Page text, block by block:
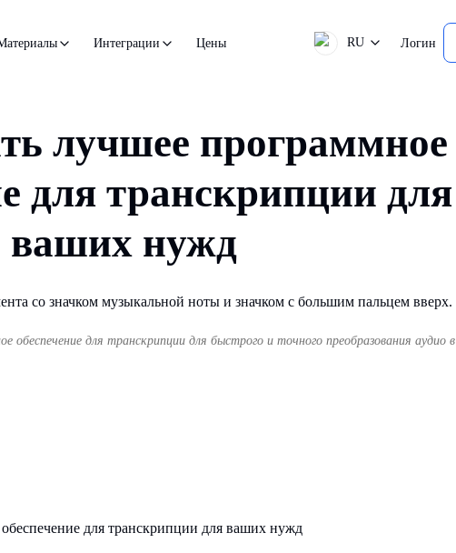
Интеграции Цены RU Логин
лучшее программное
для транскрипции для
ваших нужд
обеспечение для транскрипции для быстрого и точного преобразования аудио в
для транскрипции для ваших нужд